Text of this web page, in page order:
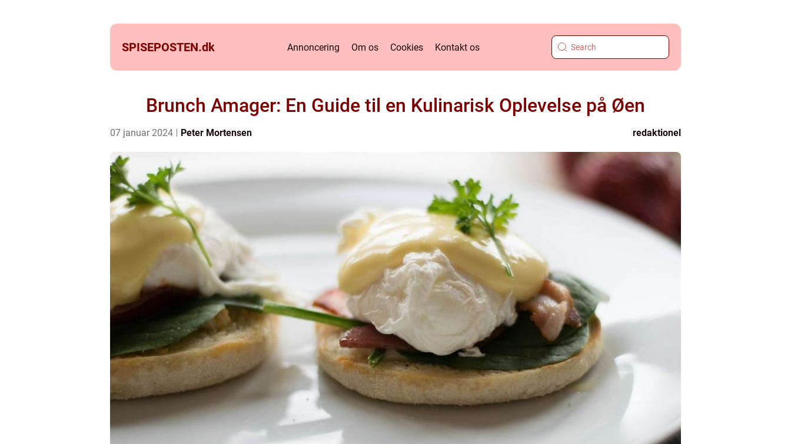
SPISEPOSTEN.dk Annoncering Om os Cookies Kontakt os
Brunch Amager: En Guide til en Kulinarisk Oplevelse på Øen
07 januar 2024 Peter Mortensen redaktionel